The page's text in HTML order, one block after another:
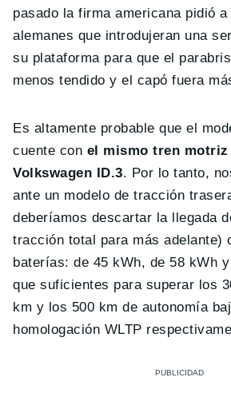
pasado la firma americana pidió
alemanes que introdujeran una
su plataforma para que el
menos tendido y el capó fuera
Es altamente probable que el
cuente con el mismo tren motriz
Volkswagen ID.3. Por lo tanto,
ante un modelo de tracción
deberíamos descartar la llegada
tracción total para más adelante)
baterías: de 45 kWh, de 58 kWh
que suficientes para superar los
km y los 500 km de autonomía
homologación WLTP